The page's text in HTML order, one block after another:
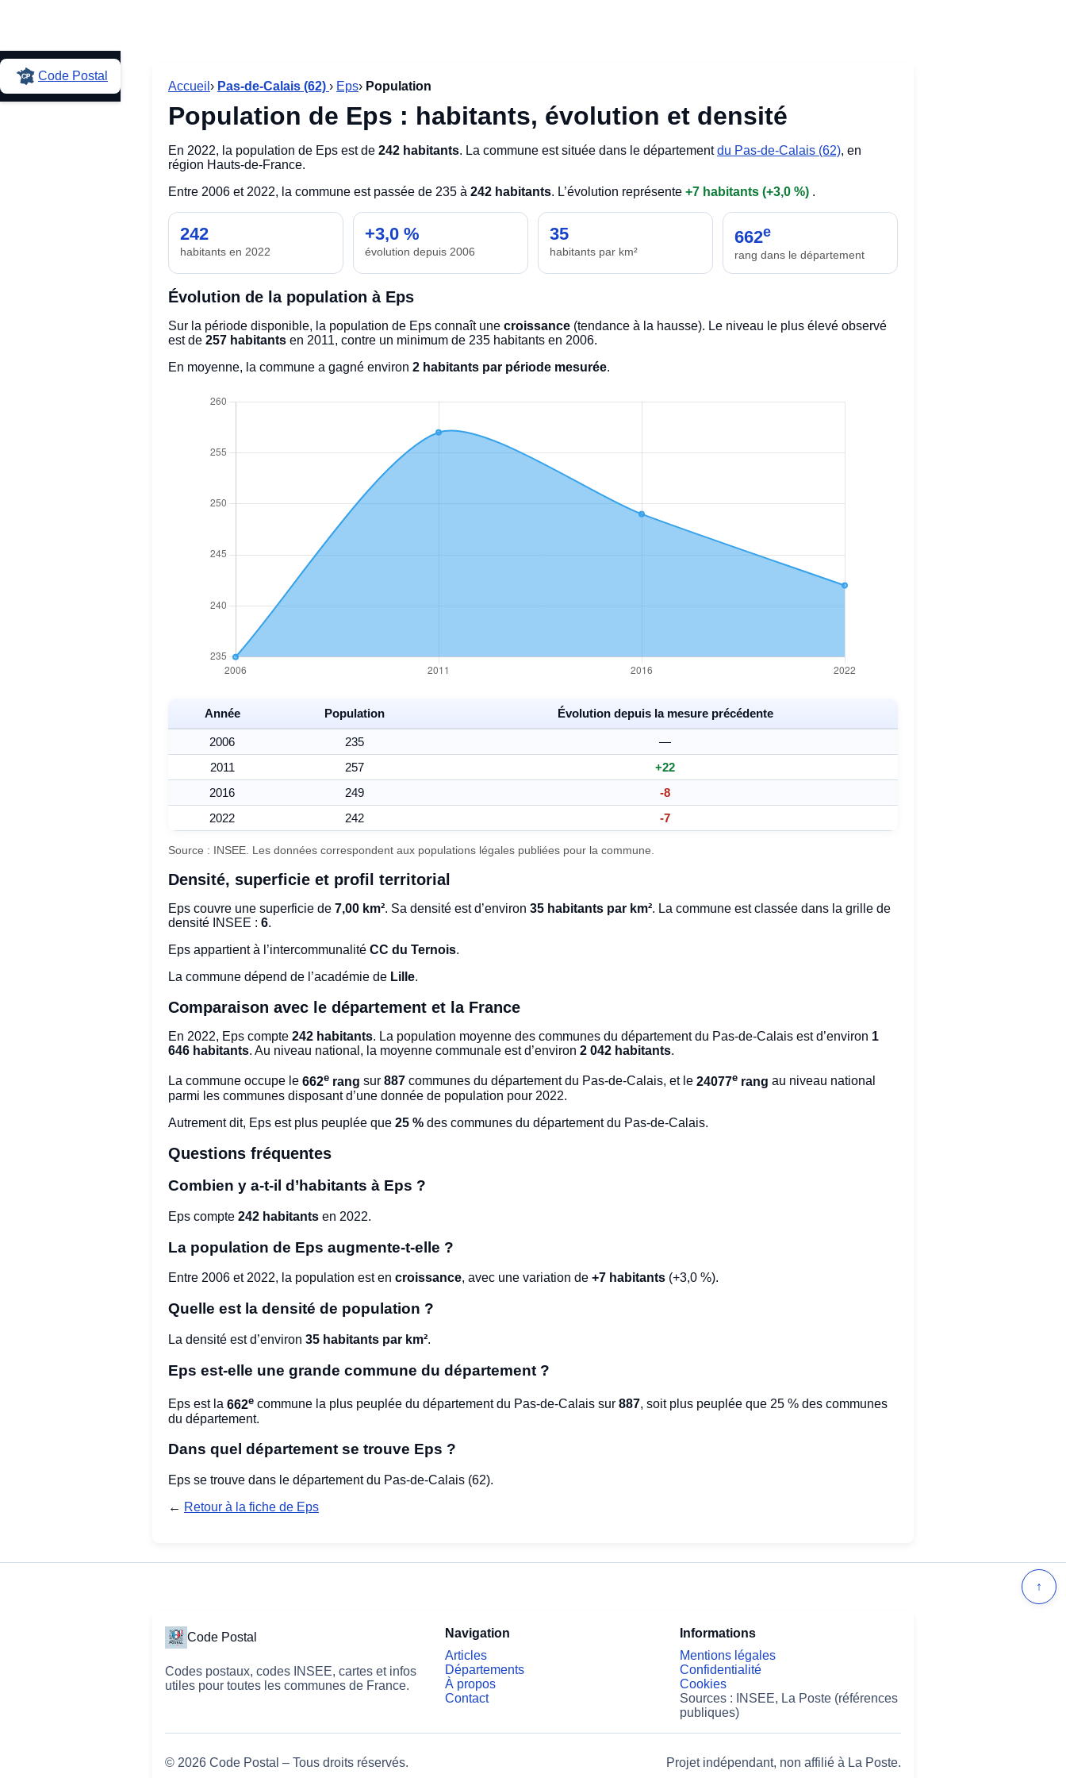
Code Postal
Accueil › Pas-de-Calais (62) › Eps› Population
Population de Eps : habitants, évolution et densité
En 2022, la population de Eps est de 242 habitants. La commune est située dans le départementdu Pas-de-Calais (62), en
région Hauts-de-France.
Entre 2006 et 2022, la commune est passée de 235 à 242 habitants. L’évolution représente +7 habitants (+3,0 %) .
242
habitants en 2022
+3,0 %
évolution depuis 2006
35
habitants par km²
662e
rang dans le département
Évolution de la population à Eps
Sur la période disponible, la population de Eps connaît une croissance (tendance à la hausse). Le niveau le plus élevé observé
est de 257 habitants en 2011, contre un minimum de 235 habitants en 2006.
En moyenne, la commune a gagné environ 2 habitants par période mesurée.
Année Population Évolution depuis la mesure précédente
2006 235
—
2011
257
+22
2016
249
-8
2022
242 -7
Source : INSEE. Les données correspondent aux populations légales publiées pour la commune.
Densité, superficie et profil territorial
Eps couvre une superficie de 7,00 km². Sa densité est d’environ 35 habitants par km². La commune est classée dans la grille de
densité INSEE : 6.
Eps appartient à l’intercommunalité CC du Ternois.
La commune dépend de l’académie de Lille.
Comparaison avec le département et la France
En 2022, Eps compte 242 habitants. La population moyenne des communes du département du Pas-de-Calais est d’environ 1
646 habitants. Au niveau national, la moyenne communale est d’environ 2 042 habitants.
La commune occupe le 662e rang sur 887 communes du département du Pas-de-Calais, et le 24077e rang au niveau national
parmi les communes disposant d’une donnée de population pour 2022.
Autrement dit, Eps est plus peuplée que 25 % des communes du département du Pas-de-Calais.
Questions fréquentes
Combien y a-t-il d’habitants à Eps ?
Eps compte 242 habitants en 2022.
La population de Eps augmente-t-elle ?
Entre 2006 et 2022, la population est en croissance, avec une variation de +7 habitants (+3,0 %).
Quelle est la densité de population ?
La densité est d’environ 35 habitants par km².
Eps est-elle une grande commune du département ?
Eps est la 662e commune la plus peuplée du département du Pas-de-Calais sur 887, soit plus peuplée que 25 % des communes
du département.
Dans quel département se trouve Eps ?
Eps se trouve dans le département du Pas-de-Calais (62).
← Retour à la fiche de Eps
↑
Code Postal
Codes postaux, codes INSEE, cartes et infos
utiles pour toutes les communes de France.
Navigation
Articles
Départements
À propos
Contact
Informations
Mentions légales
Confidentialité
Cookies
Sources : INSEE, La Poste (références
publiques)
© 2026 Code Postal – Tous droits réservés. Projet indépendant, non affilié à La Poste.